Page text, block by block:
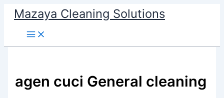
content
Mazaya Cleaning Solutions
agen cuci General cleaning